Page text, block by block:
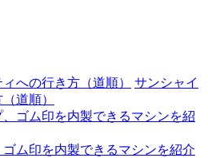
サンシャイ
道順）
ム印を内製できるマシンを紹介